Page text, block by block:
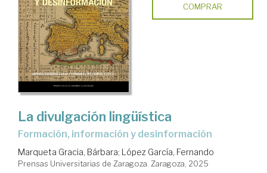
COMPRAR
La divulgación lingüística
formación, información y desinformación
Marqueta Gracia, Bárbara; López García, Fernando
Prensas Universitarias de Zaragoza. Zaragoza, 2025